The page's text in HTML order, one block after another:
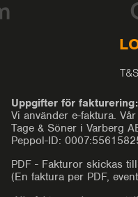
Uppgifter för fakturering:
Vi använder e-faktura.
Tage & Söner i Varberg
Peppol-ID:
PDF - Fakturor skickas
(En faktura per PDF,